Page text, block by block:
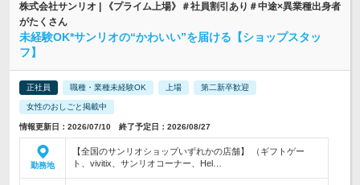
株式会社サンリオ | 《プライム上場》＃社員割引あり＃中途×異業種出身者
がたくさん
未経験OK*サンリオの“かわいい”を届ける【ショップスタッ
フ】
正社員 職種・業種未経験OK 上場 第二新卒歓迎
女性のおしごと掲載中
情報更新日：2026/07/10 終了予定日：2026/08/27
勤務地
【全国のサンリオショップいずれかの店舗】 （ギフトゲー
ト、vivitix、サンリオコーナー、Hel…